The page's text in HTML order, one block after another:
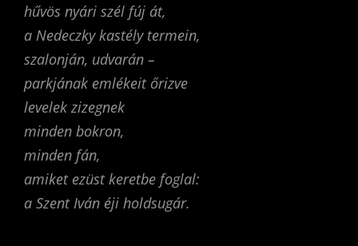
hűvös nyári szél fúj át,
a Nedeczky kastély termein,
szalonján, udvarán –
parkjának emlékeit őrizve
levelek zizegnek
minden bokron,
minden fán,
amiket ezüst keretbe foglal:
a Szent Iván éji holdsugár.